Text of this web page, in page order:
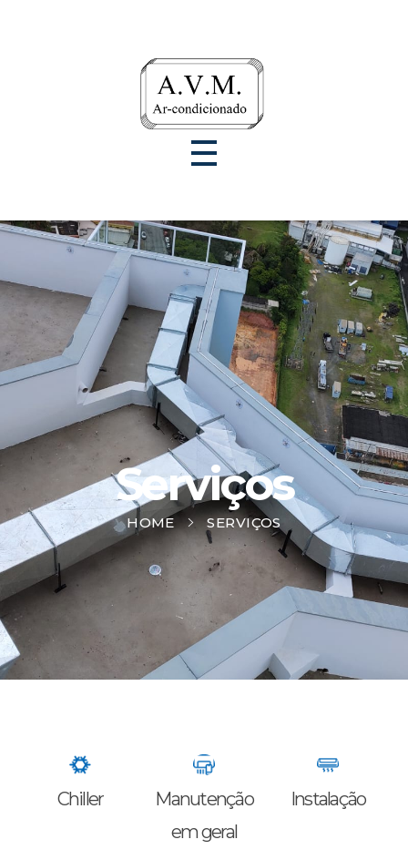
Serviços
HOME SERVIÇOS
Chiller
Manutenção
em geral
Instalação